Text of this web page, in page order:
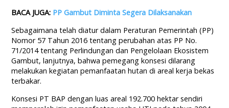
BACA JUGA: PP Gambut Diminta Segera Dilaksanakan
Sebagaimana telah diatur dalam Peraturan Pemerintah (PP)
Nomor 57 Tahun 2016 tentang perubahan atas PP No.
71/2014 tentang Perlindungan dan Pengelolaan Ekosistem
Gambut, lanjutnya, bahwa pemegang konsesi dilarang
melakukan kegiatan pemanfaatan hutan di areal kerja bekas
terbakar.
Konsesi PT BAP dengan luas areal 192.700 hektar sendiri